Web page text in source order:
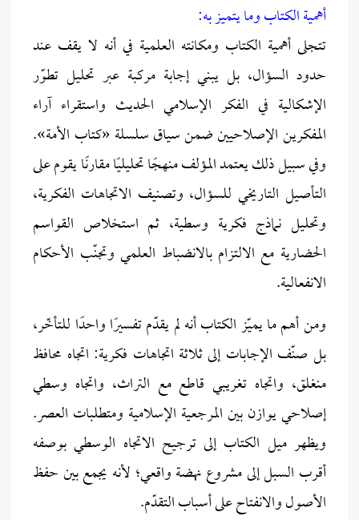
أهمية الكتاب وما يتميز به:
تتجلى أهمية الكتاب ومكانته العلمية في أنه لا يقف عند
حدود السؤال، بل يبني إجابة مركبة عبر تحليل تطوّر
الإشكالية في الفكر الإسلامي الحديث واستقراء آراء
المفكرين الإصلاحيين ضمن سياق سلسلة «كتاب الأمة».
وفي سبيل ذلك يعتمد المؤلف منهجًا تحليليًا مقارنًا يقوم على
التأصيل التاريخي للسؤال، وتصنيف الاتجاهات الفكرية،
وتحليل نماذج فكرية وسطية، ثم استخلاص القواسم
الحضارية مع الالتزام بالانضباط العلمي وتجنّب الأحكام
الانفعالية.
ومن أهم ما يميّز الكتاب أنه لم يقدّم تفسيرًا واحدًا للتأخّر،
بل صنّف الإجابات إلى ثلاثة اتجاهات فكرية: اتجاه محافظ
منغلق، واتجاه تغريبي قاطع مع التراث، واتجاه وسطي
إصلاحي يوازن بين المرجعية الإسلامية ومتطلبات العصر.
ويظهر ميل الكتاب إلى ترجيح الاتجاه الوسطي بوصفه
أقرب السبل إلى مشروع نهضة واقعي؛ لأنه يجمع بين حفظ
الأصول والانفتاح على أسباب التقدّم.